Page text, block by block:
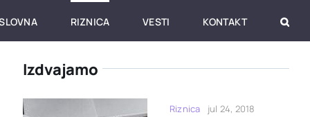
RIZNICA VESTI KONTAKT
Izdvajamo
Riznica jul 24, 2018